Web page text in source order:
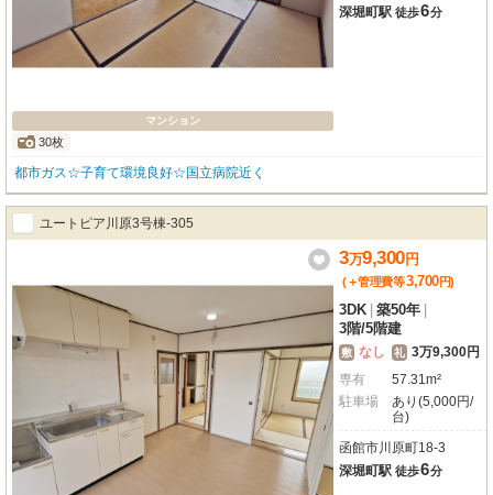
マンション
30枚
深堀町駅 徒歩6分
都市ガス☆子育て環境良好☆国立病院近く
ユートピア川原3号棟-305
3万9,300円
(＋管理費等3,700円)
3DK 築50年
3階/5階建
敷 なし 礼 3万9,300円
専有
57.31m²
駐車場
あり(5,000円/
台)
函館市川原町18-3
深堀町駅 徒歩6分